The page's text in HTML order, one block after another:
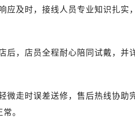
中心（需提前预约）
中心（需提前预约）
务中心（需提前预约）
务中心（需提前预约）
务中心（需提前预约）
应及时，接线人员专业知识扎实
后，店员全程耐心陪同试戴，并
微走时误差送修，售后热线协助
。